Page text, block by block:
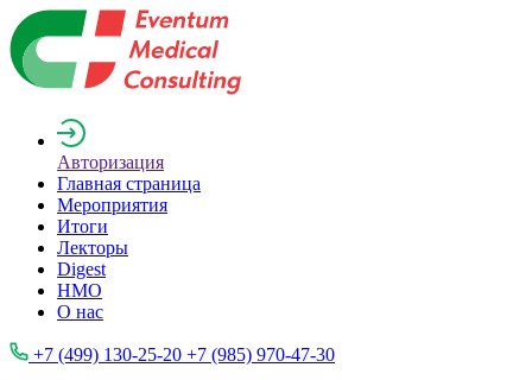
Авторизация
Главная страница
Мероприятия
Итоги
Лекторы
Digest
НМО
О нас
+7 (499) 130-25-20 +7 (985) 970-47-30